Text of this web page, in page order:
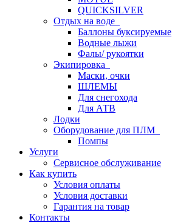
QUICKSILVER
Отдых на воде
Баллоны буксируемые
Водные лыжи
Фалы/ рукоятки
Экипировка
Маски, очки
ШЛЕМЫ
Для снегохода
Для АТВ
Лодки
Оборудование для ПЛМ
Помпы
Услуги
Сервисное обслуживание
Как купить
Условия оплаты
Условия доставки
Гарантия на товар
Контакты